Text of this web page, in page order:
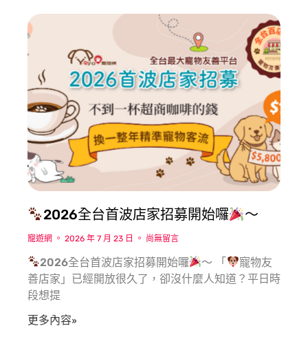
2026全台首波店家招募開始囉 ～
寵遊網 2026 年 7 月 23 日 尚無留言
2026全台首波店家招募開始囉 ～ 「
寵物友
善店家」已經開放很久了，卻沒什麼人知道？平日時
段想提
更多內容»